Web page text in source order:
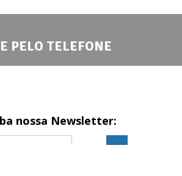
PELO TELEFONE
nossa Newsletter: